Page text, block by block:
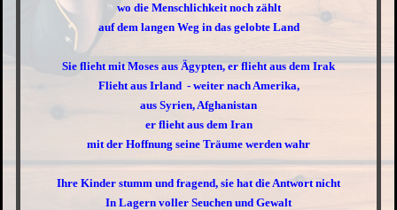
wo die Menschlichkeit noch zählt
auf dem langen Weg in das gelobte Land
Sie flieht mit Moses aus Ägypten, er flieht aus dem Irak
Flieht aus Irland - weiter nach Amerika,
aus Syrien, Afghanistan
er flieht aus dem Iran
mit der Hoffnung seine Träume werden wahr
Ihre Kinder stumm und fragend, sie hat die Antwort nicht
In Lagern voller Seuchen und Gewalt